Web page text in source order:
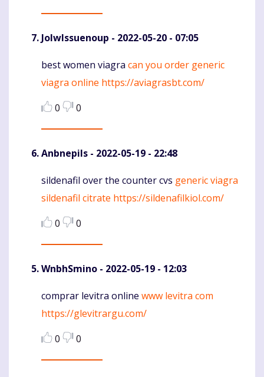
JolwIssuenoup - 2022-05-20 - 07:05
Komentaras
best women viagra can you order generic
viagra online https://aviagrasbt.com/
0
0
Anbnepils - 2022-05-19 - 22:48
Komentaras
sildenafil over the counter cvs generic viagra
sildenafil citrate https://sildenafilkiol.com/
0
0
WnbhSmino - 2022-05-19 - 12:03
Komentaras
comprar levitra online www levitra com
https://glevitrargu.com/
0
0